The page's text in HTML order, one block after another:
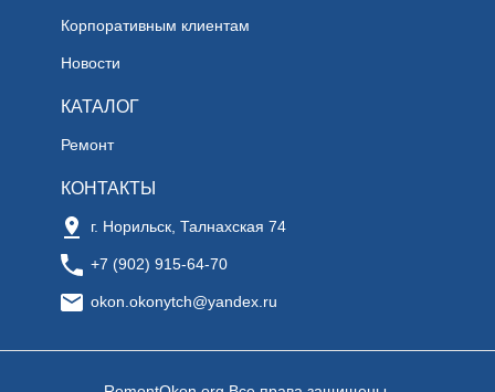
Корпоративным клиентам
Новости
КАТАЛОГ
Ремонт
КОНТАКТЫ
г. Норильск, Талнахская 74
+7 (902) 915-64-70
okon.okonytch@yandex.ru